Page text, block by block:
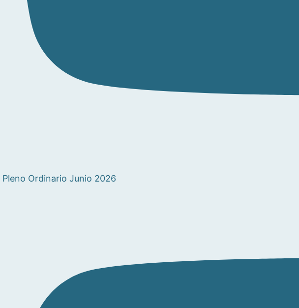
Pleno Ordinario Junio 2026